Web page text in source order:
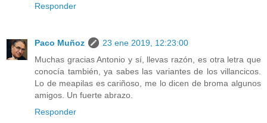
Responder
Paco Muñoz
23 ene 2019, 12:23:00
Muchas gracias Antonio y sí, llevas razón, es otra letra que
conocía también, ya sabes las variantes de los villancicos.
Lo de meapilas es cariñoso, me lo dicen de broma algunos
amigos. Un fuerte abrazo.
Responder